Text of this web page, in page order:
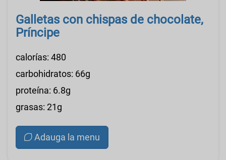
Galletas con chispas de chocolate,
Príncipe
calorías: 480
carbohidratos: 66g
proteína: 6.8g
grasas: 21g
Adauga la menu